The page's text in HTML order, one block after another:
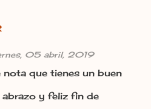
05 abril, 2019
nota que tienes un buen
y feliz fin de